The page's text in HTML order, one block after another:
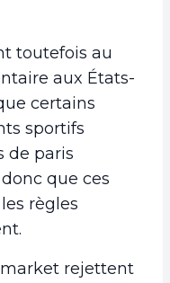
toutefois au
aux États-
certains
sportifs
de paris
que ces
règles
rejettent